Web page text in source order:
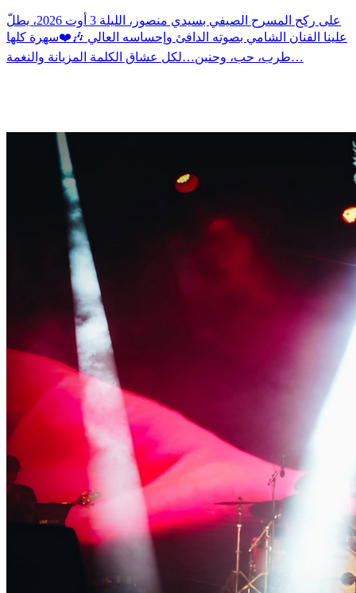
على ركح المسرح الصيفي بسيدي منصور، الليلة 3 أوت 2026، يطلّ
علينا الفنان الشامي بصوته الدافئ وإحساسه العالي 🎶❤️سهرة كلها
طرب، حب، وحنين…لكل عشاق الكلمة المزيانة والنغمة…